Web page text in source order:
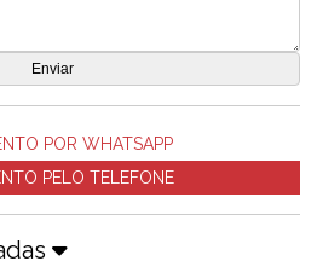
POR WHATSAPP
PELO TELEFONE